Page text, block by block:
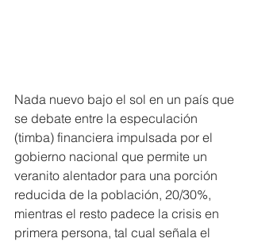
Nada nuevo bajo el sol en un país que
se debate entre la especulación
(timba) financiera impulsada por el
gobierno nacional que permite un
veranito alentador para una porción
reducida de la población, 20/30%,
mientras el resto padece la crisis en
primera persona, tal cual señala el